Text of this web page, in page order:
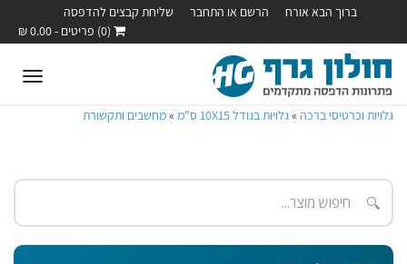
ברוך הבא אורח הרשם או התחבר
שליחת קבצים להדפסה
(0) פריטים - 0.00 ₪
גלויות וכרטיסי ברכה »גלויות בגודל 10X15 ס"מ »מחשבים ותקשורת
🔍